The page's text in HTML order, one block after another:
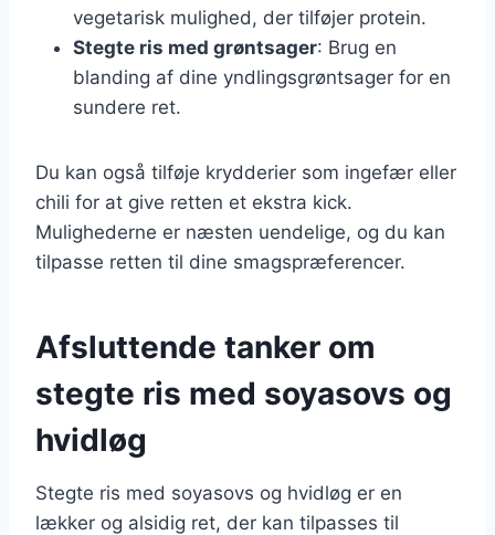
vegetarisk mulighed, der tilføjer protein.
Stegte ris med grøntsager: Brug en
blanding af dine yndlingsgrøntsager for en
sundere ret.
Du kan også tilføje krydderier som ingefær eller
chili for at give retten et ekstra kick.
Mulighederne er næsten uendelige, og du kan
tilpasse retten til dine smagspræferencer.
Afsluttende tanker om
stegte ris med soyasovs og
hvidløg
Stegte ris med soyasovs og hvidløg er en
lækker og alsidig ret, der kan tilpasses til